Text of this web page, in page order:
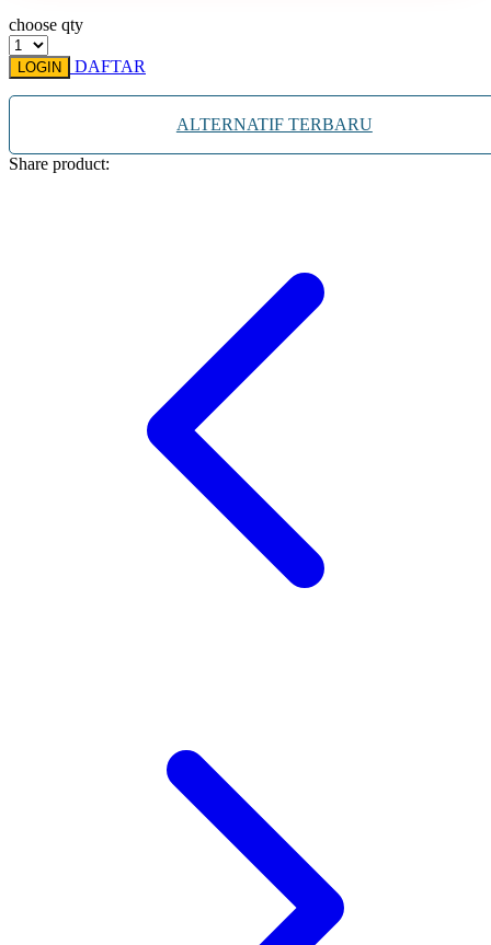
Y
Z
choose qty
LOGIN DAFTAR
ALTERNATIF TERBARU
Share product: